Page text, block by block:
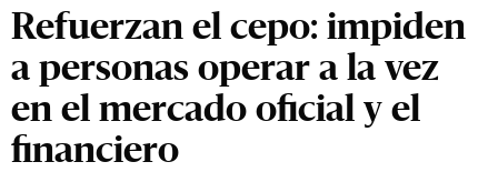
Refuerzan el cepo: impiden
a personas operar a la vez
en el mercado oficial y el
financiero